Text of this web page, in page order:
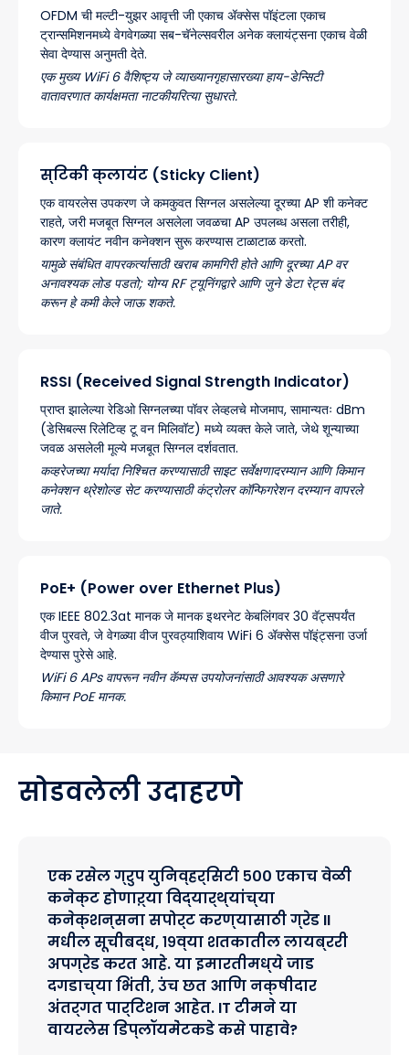
OFDM ची मल्टी-युझर आवृत्ती जी एकाच ॲक्सेस पॉइंटला एकाच
ट्रान्समिशनमध्ये वेगवेगळ्या सब-चॅनेल्सवरील अनेक क्लायंट्सना एकाच वेळी
सेवा देण्यास अनुमती देते.
एक मुख्य WiFi 6 वैशिष्ट्य जे व्याख्यानगृहासारख्या हाय-डेन्सिटी
वातावरणात कार्यक्षमता नाटकीयरित्या सुधारते.
स्टिकी क्लायंट (Sticky Client)
एक वायरलेस उपकरण जे कमकुवत सिग्नल असलेल्या दूरच्या AP शी कनेक्ट
राहते, जरी मजबूत सिग्नल असलेला जवळचा AP उपलब्ध असला तरीही,
कारण क्लायंट नवीन कनेक्शन सुरू करण्यास टाळाटाळ करतो.
यामुळे संबंधित वापरकर्त्यासाठी खराब कामगिरी होते आणि दूरच्या AP वर
अनावश्यक लोड पडतो; योग्य RF ट्यूनिंगद्वारे आणि जुने डेटा रेट्स बंद
करून हे कमी केले जाऊ शकते.
RSSI (Received Signal Strength Indicator)
प्राप्त झालेल्या रेडिओ सिग्नलच्या पॉवर लेव्हलचे मोजमाप, सामान्यतः dBm
(डेसिबल्स रिलेटिव्ह टू वन मिलिवॉट) मध्ये व्यक्त केले जाते, जेथे शून्याच्या
जवळ असलेली मूल्ये मजबूत सिग्नल दर्शवतात.
कव्हरेजच्या मर्यादा निश्चित करण्यासाठी साइट सर्वेक्षणादरम्यान आणि किमान
कनेक्शन थ्रेशोल्ड सेट करण्यासाठी कंट्रोलर कॉन्फिगरेशन दरम्यान वापरले
जाते.
PoE+ (Power over Ethernet Plus)
एक IEEE 802.3at मानक जे मानक इथरनेट केबलिंगवर 30 वॅट्सपर्यंत
वीज पुरवते, जे वेगळ्या वीज पुरवठ्याशिवाय WiFi 6 ॲक्सेस पॉइंट्सना उर्जा
देण्यास पुरेसे आहे.
WiFi 6 APs वापरून नवीन कॅम्पस उपयोजनांसाठी आवश्यक असणारे
किमान PoE मानक.
सोडवलेली उदाहरणे
एक रसेल ग्रुप युनिव्हर्सिटी ५०० एकाच वेळी
कनेक्ट होणाऱ्या विद्यार्थ्यांच्या
कनेक्शन्सना सपोर्ट करण्यासाठी ग्रेड II
मधील सूचीबद्ध, १९व्या शतकातील लायब्ररी
अपग्रेड करत आहे. या इमारतीमध्ये जाड
दगडाच्या भिंती, उंच छत आणि नक्षीदार
अंतर्गत पार्टिशन आहेत. IT टीमने या
वायरलेस डिप्लॉयमेंटकडे कसे पाहावे?